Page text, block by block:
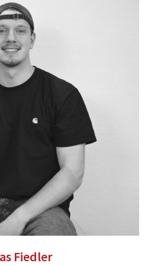
kommunikation.de
591896 33
Fiedler